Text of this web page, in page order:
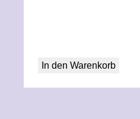
In den Warenkorb